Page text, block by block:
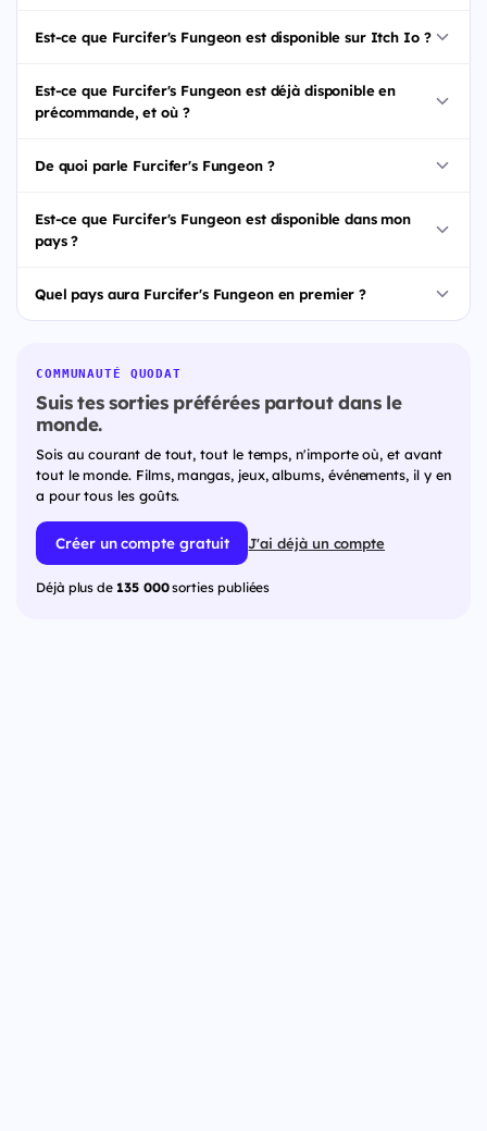
Est-ce que Furcifer's Fungeon est disponible sur Itch Io ?
Est-ce que Furcifer's Fungeon est déjà disponible en
précommande, et où ?
De quoi parle Furcifer's Fungeon ?
Est-ce que Furcifer's Fungeon est disponible dans mon
pays ?
Quel pays aura Furcifer's Fungeon en premier ?
COMMUNAUTÉ QUODAT
Suis tes sorties préférées partout dans le
monde.
Sois au courant de tout, tout le temps, n'importe où, et avant
tout le monde. Films, mangas, jeux, albums, événements, il y en
a pour tous les goûts.
Créer un compte gratuit J'ai déjà un compte
Déjà plus de 135 000sorties publiées